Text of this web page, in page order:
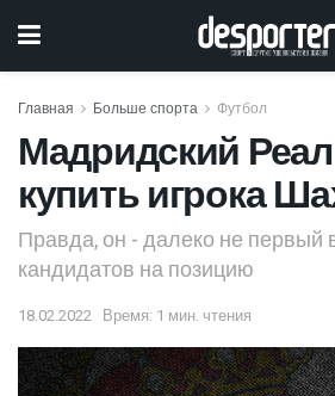
Главная Больше спорта Футбол
Мадридский
купить игрока
Правда, он - далеко не первый
кандидатов на позицию
18.02.2022 Время: 1 мин. чтения